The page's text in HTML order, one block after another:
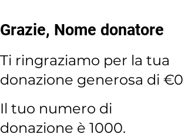
Grazie, Nome donatore
Ti ringraziamo per la tua
donazione generosa di €0
Il tuo numero di
donazione è 1000.